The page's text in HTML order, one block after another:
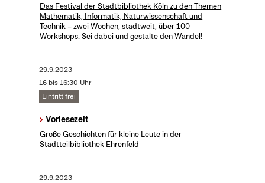
Das Festival der Stadtbibliothek Köln zu den Themen
Mathematik, Informatik, Naturwissenschaft und
Technik – zwei Wochen, stadtweit, über 100
Workshops. Sei dabei und gestalte den Wandel!
29.9.2023
16 bis 16:30 Uhr
Eintritt frei
Vorlesezeit
Große Geschichten für kleine Leute in der
Stadtteilbibliothek Ehrenfeld
29.9.2023